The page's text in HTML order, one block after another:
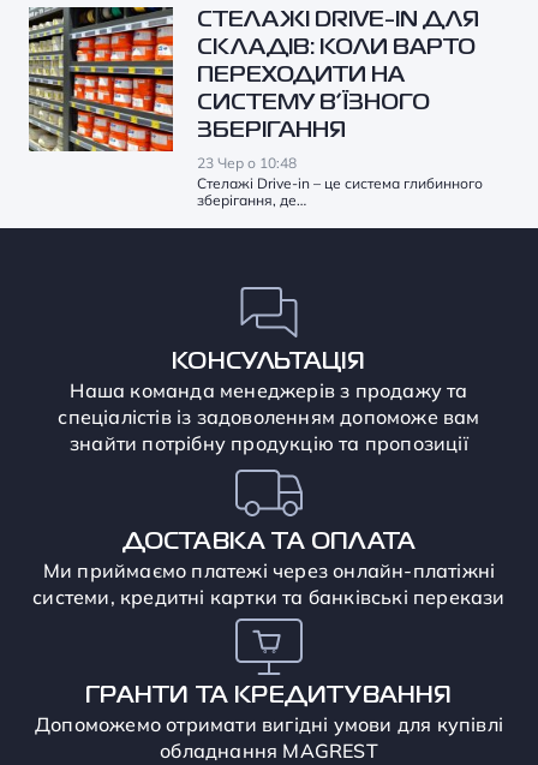
СТЕЛАЖІ DRIVE-IN ДЛЯ
СКЛАДІВ: КОЛИ ВАРТО
ПЕРЕХОДИТИ НА
СИСТЕМУ В’ЇЗНОГО
ЗБЕРІГАННЯ
23 Чер о 10:48
Стелажі Drive-in – це система глибинного
зберігання, де…
КОНСУЛЬТАЦІЯ
Наша команда менеджерів з продажу та
спеціалістів із задоволенням допоможе вам
знайти потрібну продукцію та пропозиції
ДОСТАВКА ТА ОПЛАТА
Ми приймаємо платежі через онлайн-платіжні
системи, кредитні картки та банківські перекази
ГРАНТИ ТА КРЕДИТУВАННЯ
Допоможемо отримати вигідні умови для купівлі
обладнання MAGREST